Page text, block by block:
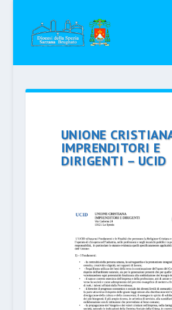
UNIONE
IMPRENDITORI E
DIRIGENTI – UCID